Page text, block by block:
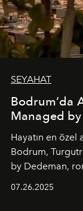
SEYAHAT
Bodrum’da
Managed
Hayatın en
Bodrum,
by Dedeman,
07.26.2025